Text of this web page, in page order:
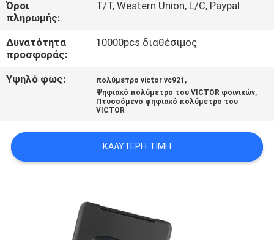
ΠΕΡΙΠΤΏΣΕΙΣ
SITEMAP
Όροι
πληρωμής:
T/T, Western Union, L/C, Paypal
Δυνατότητα
προσφοράς:
10000pcs διαθέσιμος
Υψηλό φως: πολύμετρο victor vc921 ,
Ψηφιακό πολύμετρο του VICTOR φοινικών,
Πτυσσόμενο ψηφιακό πολύμετρο του
VICTOR
ΚΑΛΎΤΕΡΗ ΤΙΜΉ